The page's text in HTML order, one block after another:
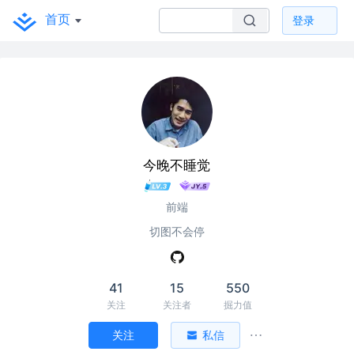
首页 登录
今晚不睡觉
前端
切图不会停
41
关注
15
关注者
550
掘力值
关注 私信